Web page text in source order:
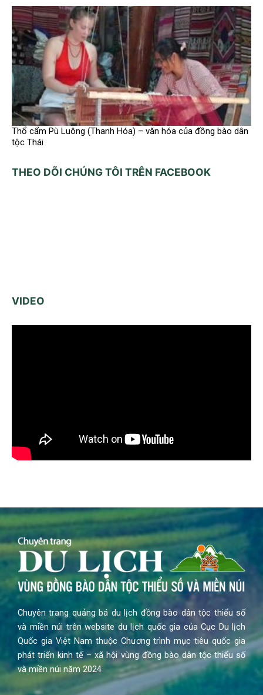
Thổ cẩm Pù Luông (Thanh Hóa) – văn hóa của đồng bào dân
tộc Thái
THEO DÕI CHÚNG TÔI TRÊN FACEBOOK
VIDEO
Chuyên trang quảng bá du lịch đồng bào dân tộc thiểu số
và miền núi trên website du lịch quốc gia của Cục Du lịch
Quốc gia Việt Nam thuộc Chương trình mục tiêu quốc gia
phát triển kinh tế – xã hội vùng đồng bào dân tộc thiểu số
và miền núi năm 2024